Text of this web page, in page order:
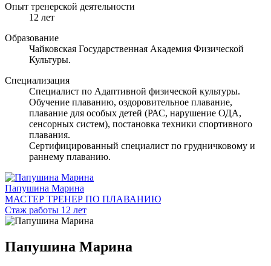
Опыт тренерской деятельности
12 лет
Образование
Чайковская Государственная Академия Физической
Культуры.
Специализация
Специалист по Адаптивной физической культуры.
Обучение плаванию, оздоровительное плавание,
плавание для особых детей (РАС, нарушение ОДА,
сенсорных систем), постановка техники спортивного
плавания.
Сертифицированный специалист по грудничковому и
раннему плаванию.
Папушина Марина
МАСТЕР ТРЕНЕР ПО ПЛАВАНИЮ
Стаж работы 12 лет
Папушина Марина